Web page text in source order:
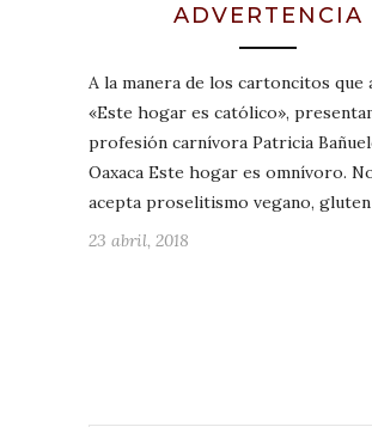
ADVERTENCIA
A la manera de los cartoncitos que
«Este hogar es católico»,
profesión carnívora Patricia
Oaxaca Este hogar es omnívoro.
acepta proselitismo vegano,
23 abril, 2018